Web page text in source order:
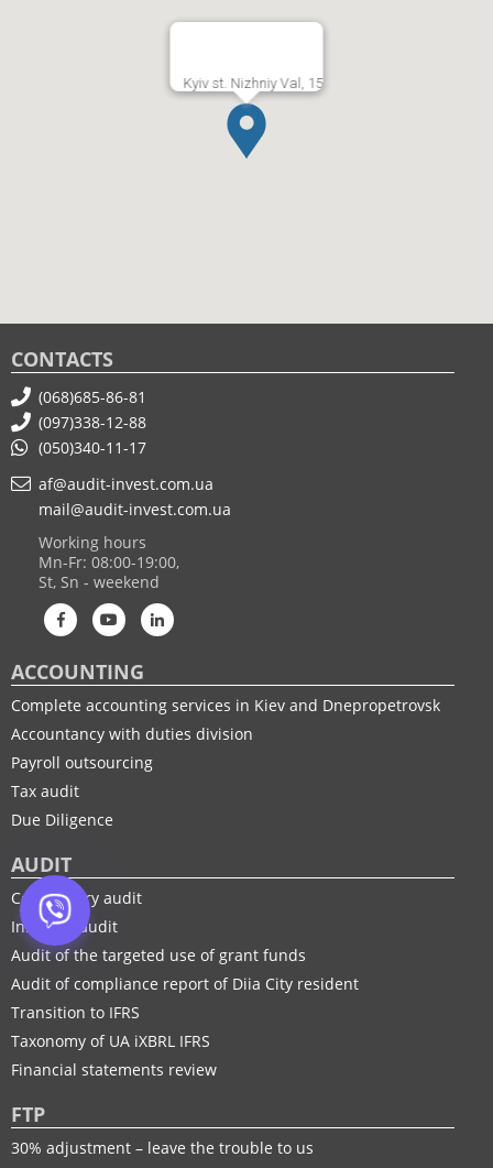
Kyiv st. Nizhniy Val, 15
CONTACTS
(068)685-86-81
(097)338-12-88
(050)340-11-17
af@audit-invest.com.ua
mail@audit-invest.com.ua
Working hours
Mn-Fr: 08:00-19:00,
St, Sn - weekend
ACCOUNTING
Complete accounting services in Kiev and Dnepropetrovsk
Accountancy with duties division
Payroll outsourcing
Tax audit
Due Diligence
AUDIT
Compulsory audit
Initiative audit
Audit of the targeted use of grant funds
Audit of compliance report of Diia City resident
Transition to IFRS
Taxonomy of UA іXBRL IFRS
Financial statements review
FTP
30% adjustment – leave the trouble to us